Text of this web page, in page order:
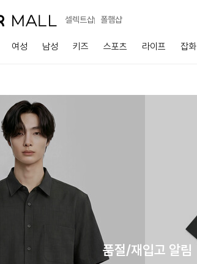
셀렉트샵 폴햄샵
여성 남성 키즈 스포츠 라이프 잡화
품절/재입고 알림